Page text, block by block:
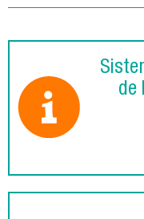
de